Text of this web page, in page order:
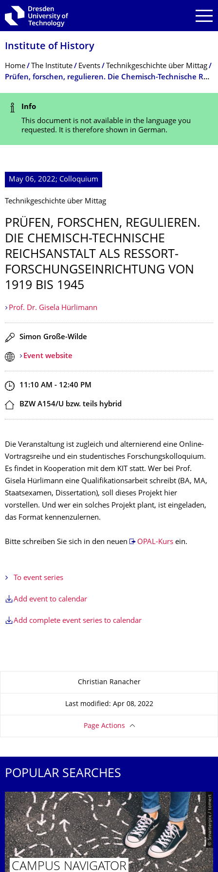
Skip to main navigation
Skip to search
Skip to content
Institute of History
Breadcrumb Menu
Home The Institute Events
Technikgeschichte über Mittag
Prüfen, forschen, regulieren. Die Chemisch-Technische Reichsanstalt als Ressortforschungseinrichtung von 1919 bis 1945
Status Message
Info
This document is not available in the language you
requested. It is therefore shown in German.
May 06, 2022; Colloquium
Technikgeschichte über Mittag
PRÜFEN, FORSCHEN, REGULIEREN.
DIE CHEMISCH-TECHNISCHE
REICHSANSTALT ALS RESSORT­
FORSCHUNGSEIN­RICHTUNG VON
1919 BIS 1945
Prof. Dr. Gisela Hürlimann
Speaker(s)
Simon Große-Wilde
Event website
Start and end time
11:10 AM - 12:40 PM
Location
BZW A154/U bzw. teils hybrid
Die Veranstaltung ist zugleich und alternierend eine Online-
Vortragsreihe und ein studentisches Forschungskolloquium.
Es findet in Kooperation mit dem KIT statt. Wer bei Prof.
Gisela Hürlimann eine Qualifikationsarbeit schreibt (BA, MA,
Staatsexamen, Dissertation), soll dieses Projekt hier
vorstellen. Und wer ein solches Projekt plant, ist eingeladen,
das Format kennenzulernen.
Bitte schreiben Sie sich in den neuen OPAL-Kursein.
To event series
Add event to calendar
Add complete event series to calendar
About this pageChristian Ranacher
Last modified: Apr 08, 2022
Page Actions
POPULAR SEARCHES
© Smarterpix / tomert
CAMPUS NAVIGATOR